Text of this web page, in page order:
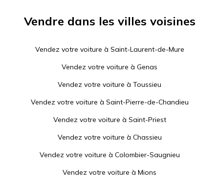
Vendre dans les villes voisines
Vendez votre voiture à Saint-Laurent-de-Mure
Vendez votre voiture à Genas
Vendez votre voiture à Toussieu
Vendez votre voiture à Saint-Pierre-de-Chandieu
Vendez votre voiture à Saint-Priest
Vendez votre voiture à Chassieu
Vendez votre voiture à Colombier-Saugnieu
Vendez votre voiture à Mions